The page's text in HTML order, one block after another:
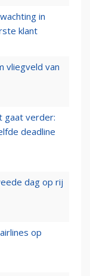
in
klant
vliegveld van
gaat verder:
deadline
dag op rij
op